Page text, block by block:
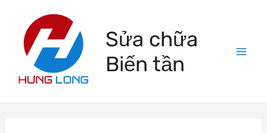
content
Sửa chữa
Biến tần